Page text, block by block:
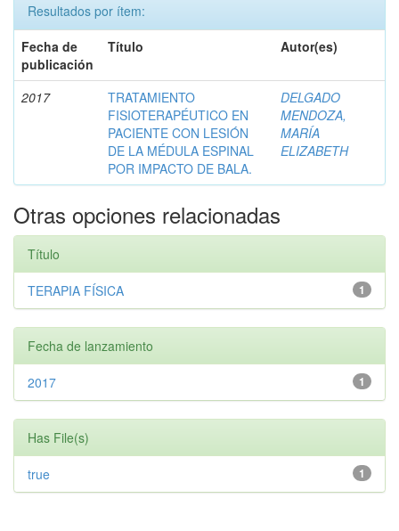
Resultados por ítem:
Fecha de
publicación
Título Autor(es)
2017
TRATAMIENTO
FISIOTERAPÉUTICO EN
PACIENTE CON LESIÓN
DE LA MÉDULA ESPINAL
POR IMPACTO DE BALA.
DELGADO
MENDOZA,
MARÍA
ELIZABETH
Otras opciones relacionadas
Título
1
TERAPIA FÍSICA
Fecha de lanzamiento
1
2017
Has File(s)
1
true